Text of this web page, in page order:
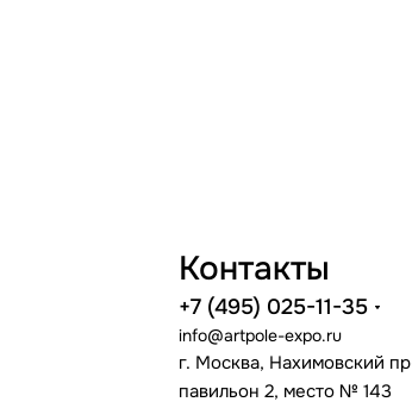
Контакты
+7 (495) 025-11-35
info@artpole-expo.ru
г. Москва, Нахимовский
павильон 2, место № 143